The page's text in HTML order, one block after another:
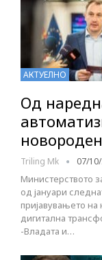
АКТУЕЛНО
Од
Triling Mk 07/
Министерството
од јануари
пријавувањето
дигитална
-Владата и…